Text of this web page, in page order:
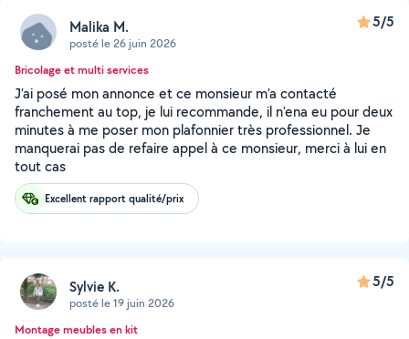
Malika M.
posté le 26 juin 2026
5/5
Bricolage et multi services
J’ai posé mon annonce et ce monsieur m’a contacté
franchement au top, je lui recommande, il n’ena eu pour deux
minutes à me poser mon plafonnier très professionnel. Je
manquerai pas de refaire appel à ce monsieur, merci à lui en
tout cas
Excellent rapport qualité/prix
Sylvie K.
posté le 19 juin 2026
5/5
Montage meubles en kit